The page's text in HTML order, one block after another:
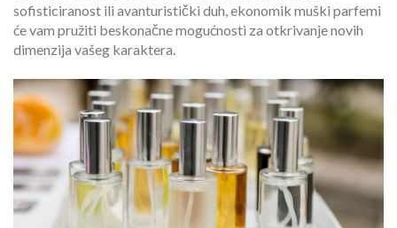
sofisticiranost ili avanturistički duh, ekonomik muški parfemi
će vam pružiti beskonačne mogućnosti za otkrivanje novih
dimenzija vašeg karaktera.